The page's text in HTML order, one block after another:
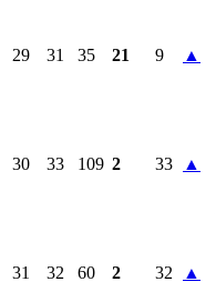
29 31 35 21 9 ▲
30 33 109 2 33 ▲
31 32 60 2 32 ▲